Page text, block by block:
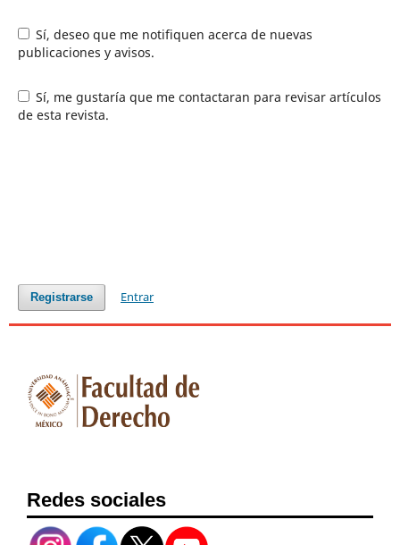
Sí, deseo que me notifiquen acerca de nuevas
publicaciones y avisos.
Sí, me gustaría que me contactaran para revisar artículos
de esta revista.
Registrarse Entrar
Redes sociales